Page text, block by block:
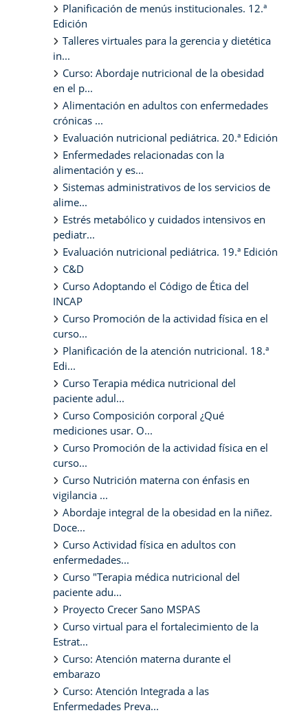
Planificación de menús institucionales. 12.ª
Edición
Talleres virtuales para la gerencia y dietética
in...
Curso: Abordaje nutricional de la obesidad
en el p...
Alimentación en adultos con enfermedades
crónicas ...
Evaluación nutricional pediátrica. 20.ª Edición
Enfermedades relacionadas con la
alimentación y es...
Sistemas administrativos de los servicios de
alime...
Estrés metabólico y cuidados intensivos en
pediatr...
Evaluación nutricional pediátrica. 19.ª Edición
C&D
Curso Adoptando el Código de Ética del
INCAP
Curso Promoción de la actividad física en el
curso...
Planificación de la atención nutricional. 18.ª
Edi...
Curso Terapia médica nutricional del
paciente adul...
Curso Composición corporal ¿Qué
mediciones usar. O...
Curso Promoción de la actividad física en el
curso...
Curso Nutrición materna con énfasis en
vigilancia ...
Abordaje integral de la obesidad en la niñez.
Doce...
Curso Actividad física en adultos con
enfermedades...
Curso "Terapia médica nutricional del
paciente adu...
Proyecto Crecer Sano MSPAS
Curso virtual para el fortalecimiento de la
Estrat...
Curso: Atención materna durante el
embarazo
Curso: Atención Integrada a las
Enfermedades Preva...